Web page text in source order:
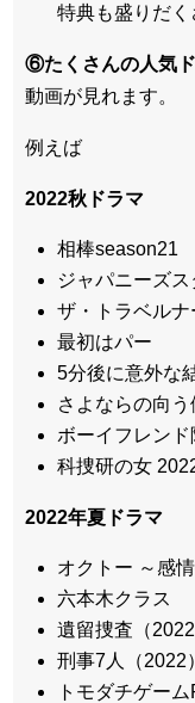
特典も盛りだく
⑥たくさんの人気
動画が見れます。
例えば
2022秋ドラマ
相棒season21
ジャパニーズ
ザ・トラベルナ
最初はパー
5分後に意外な
さよならの向う
ボーイフレンド
科捜研の女
2022年夏ドラマ
オクトー ～感
六本木クラス
遺留捜査（2022
刑事7人（2022）
トモダチゲー